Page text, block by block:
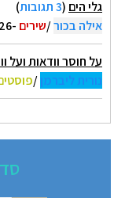
גלי הים (3 תגובות
)
אילה בכור/שירים -06/08/2026 23:14
על חוסר וודאות ועל
נורית ליברמן/